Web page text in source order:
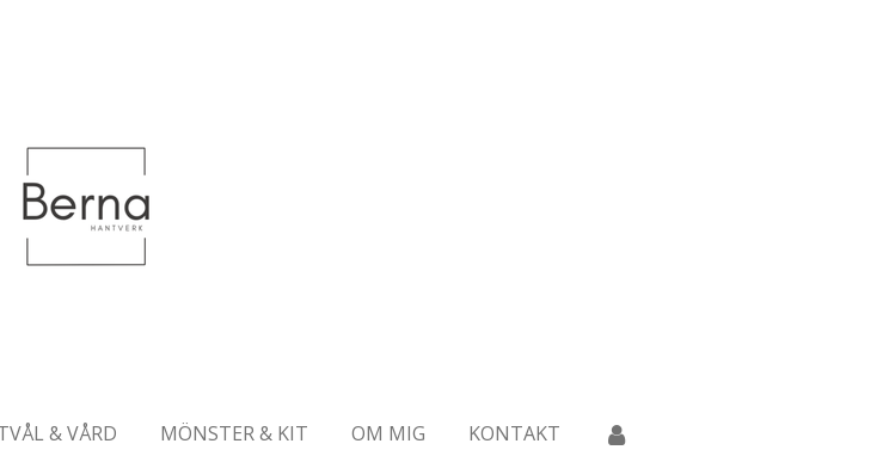
& VÅRD MÖNSTER & KIT OM MIG KONTAKT